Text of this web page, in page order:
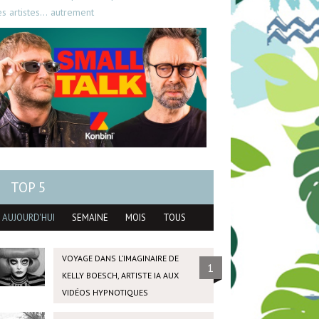
artistes… autrement
TOP 5
AUJOURD'HUI SEMAINE MOIS TOUS
VOYAGE DANS L’IMAGINAIRE DE
KELLY BOESCH, ARTISTE IA AUX
VIDÉOS HYPNOTIQUES
1